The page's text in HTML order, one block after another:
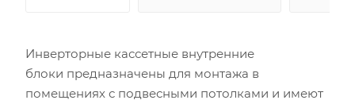
Инверторные кассетные внутренние
блоки предназначены для монтажа в
помещениях с подвесными потолками и имеют